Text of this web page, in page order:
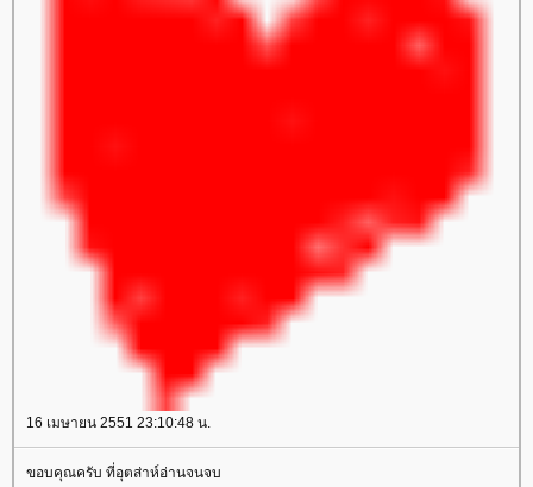
16 เมษายน 2551 23:10:48 น.
ขอบคุณครับ ที่อุตส่าห์อ่านจนจบ